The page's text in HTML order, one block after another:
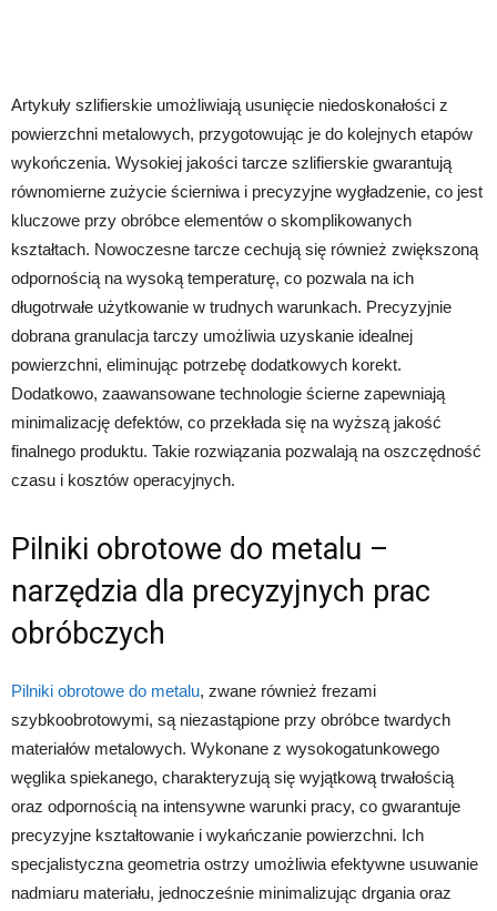
Artykuły szlifierskie umożliwiają usunięcie niedoskonałości z
powierzchni metalowych, przygotowując je do kolejnych etapów
wykończenia. Wysokiej jakości tarcze szlifierskie gwarantują
równomierne zużycie ścierniwa i precyzyjne wygładzenie, co jest
kluczowe przy obróbce elementów o skomplikowanych
kształtach. Nowoczesne tarcze cechują się również zwiększoną
odpornością na wysoką temperaturę, co pozwala na ich
długotrwałe użytkowanie w trudnych warunkach. Precyzyjnie
dobrana granulacja tarczy umożliwia uzyskanie idealnej
powierzchni, eliminując potrzebę dodatkowych korekt.
Dodatkowo, zaawansowane technologie ścierne zapewniają
minimalizację defektów, co przekłada się na wyższą jakość
finalnego produktu. Takie rozwiązania pozwalają na oszczędność
czasu i kosztów operacyjnych.
Pilniki obrotowe do metalu –
narzędzia dla precyzyjnych prac
obróbczych
Pilniki obrotowe do metalu, zwane również frezami
szybkoobrotowymi, są niezastąpione przy obróbce twardych
materiałów metalowych. Wykonane z wysokogatunkowego
węglika spiekanego, charakteryzują się wyjątkową trwałością
oraz odpornością na intensywne warunki pracy, co gwarantuje
precyzyjne kształtowanie i wykańczanie powierzchni. Ich
specjalistyczna geometria ostrzy umożliwia efektywne usuwanie
nadmiaru materiału, jednocześnie minimalizując drgania oraz